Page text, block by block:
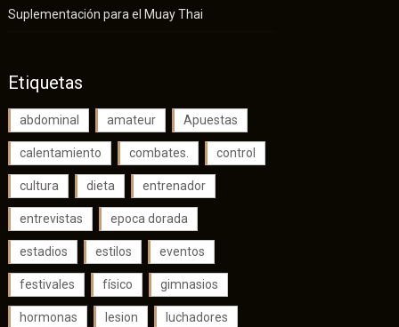
Suplementación para el Muay Thai
Etiquetas
abdominal amateur Apuestas
calentamiento combates. control
cultura dieta entrenador
entrevistas epoca dorada
estadios estilos eventos
festivales físico gimnasios
hormonas lesion luchadores